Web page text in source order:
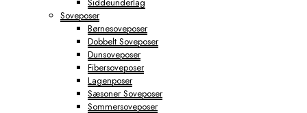
Soveposer
Børnesoveposer
Dobbelt Soveposer
Dunsoveposer
Fibersoveposer
Lagenposer
Sæsoner Soveposer
Sommersoveposer